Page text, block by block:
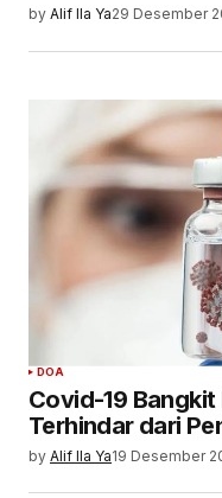
by Alif Ila Ya29 Desember
DOA
Covid-19 Bangkit
Terhindar dari
by Alif Ila Ya19 Desember